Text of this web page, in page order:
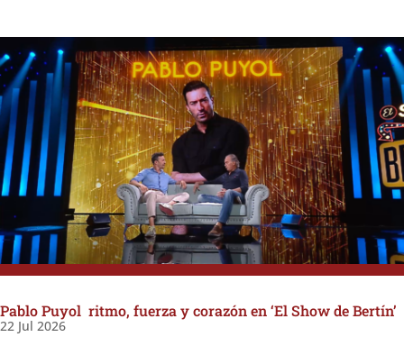
Pablo Puyol ritmo, fuerza y corazón en ‘El Show de Bertín’
22 Jul 2026